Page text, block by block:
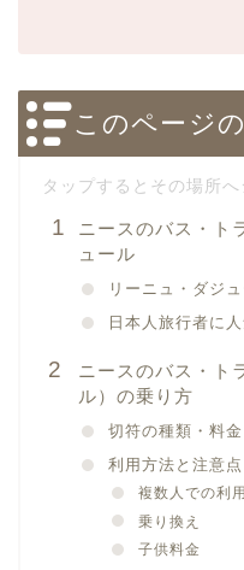
このページ
ニースのバス・ト
ュール
リーニュ・ダジ
日本人旅行者に
ニースのバス・ト
ル）の乗り方
切符の種類・料
利用方法と注意点
複数人での利
乗り換え
子供料金